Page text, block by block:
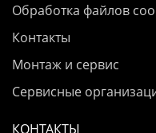
Обработка файлов
Контакты
Монтаж и сервис
Сервисные
КОНТАКТЫ